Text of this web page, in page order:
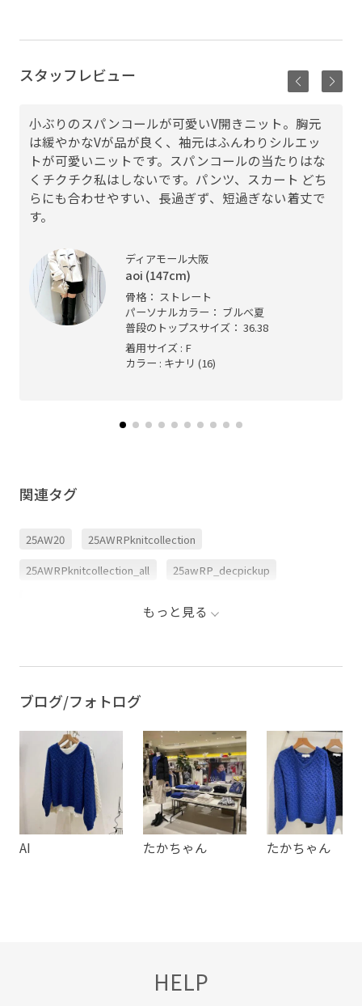
スタッフレビュー
小ぶりのスパンコールが可愛いV開きニット。胸元
は緩やかなVが品が良く、袖元はふんわりシルエッ
トが可愛いニットです。スパンコールの当たりはな
くチクチク私はしないです。パンツ、スカート どち
らにも合わせやすい、長過ぎず、短過ぎない着丈で
す。
ディアモール大阪
aoi (147cm)
骨格： ストレート
パーソナルカラー： ブルべ夏
普段のトップスサイズ： 36.38
着用サイズ : F
カラー : キナリ (16)
関連タグ
25AW20 25AWRPknitcollection
25AWRPknitcollection_all 25awRP_decpickup
きれいに見える ふっくら ふんわり エレガント
カジュアル コントラスト
タイト タイトスカート ダウン テーパードパンツ
デコルテライン デニムパンツ ドロップショルダー
ニット パンツ フリーサイズ プリーツスカート
ボリューム袖 伸縮性 秋冬
もっと見る
ブログ/フォトログ
AI たかちゃん たかちゃん
HELP